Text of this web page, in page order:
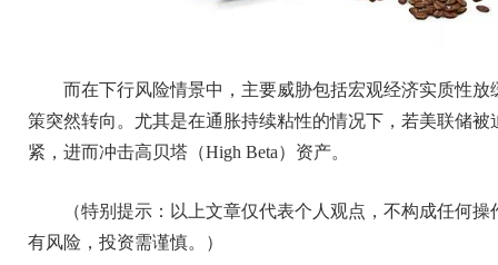
而在下行风险情景中，主要威胁包括宏观经济实质性
策突然转向。尤其是在通胀持续粘性的情况下，若美联储
紧，进而冲击高贝塔（High Beta）资产。
（特别提示：以上文章仅代表个人观点，不构成任何
有风险，投资需谨慎。）